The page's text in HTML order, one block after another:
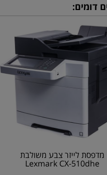
דומים:
מדפסת לייזר צבע משולבת
Lexmark CX-510dhe